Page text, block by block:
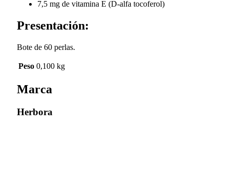
7,5 mg de vitamina E (D-alfa tocoferol)
Presentación:
Bote de 60 perlas.
Peso 0,100 kg
Marca
Herbora